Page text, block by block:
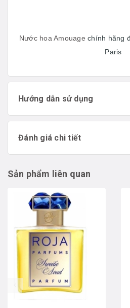
Nước hoa Amouage chính hãng
Paris
Hướng dẫn sử dụng
Đánh giá chi tiết
Sản phẩm liên quan